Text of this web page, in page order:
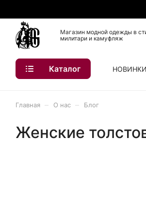
Магазин модной одежды в
милитари и камуфляж
Каталог НОВИНКИ
Главная О нас Блог
Женские